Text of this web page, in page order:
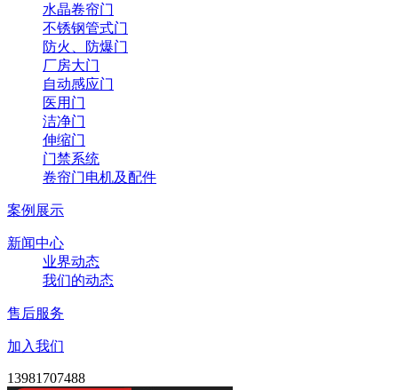
水晶卷帘门
不锈钢管式门
防火、防爆门
厂房大门
自动感应门
医用门
洁净门
伸缩门
门禁系统
卷帘门电机及配件
案例展示
新闻中心
业界动态
我们的动态
售后服务
加入我们
13981707488